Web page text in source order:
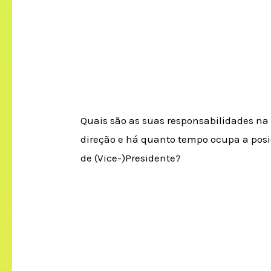
Quais são as suas responsabilidades na
direção e há quanto tempo ocupa a
de (Vice-)Presidente?